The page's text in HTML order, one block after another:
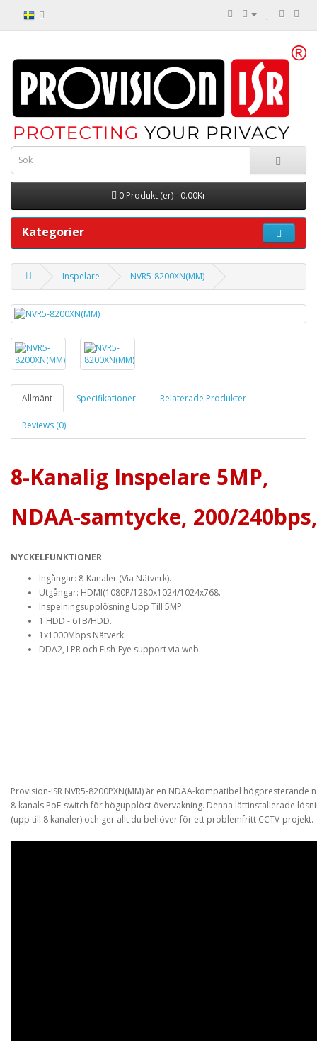
0 Produkt (er) - 0.00Kr
Kategorier
Inspelare NVR5-8200XN(MM)
Allmänt Specifikationer Relaterade Produkter
Reviews (0)
8-Kanalig Inspelare 5MP,
NDAA-samtycke, 200/
NYCKELFUNKTIONER
Ingångar: 8-Kanaler (Via Nätverk).
Utgångar: HDMI(1080P/1280x1024/1024x768.
Inspelningsupplösning Upp Till 5MP.
1 HDD - 6TB/HDD.
1x1000Mbps Nätverk.
DDA2, LPR och Fish-Eye support via web.
Provision-ISR NVR5-8200PXN(MM) är en NDAA-kompatibel
8-kanals PoE-switch för högupplöst övervakning. Denna lättinstallerade
(upp till 8 kanaler) och ger allt du behöver för ett problemfritt CCTV-projekt.